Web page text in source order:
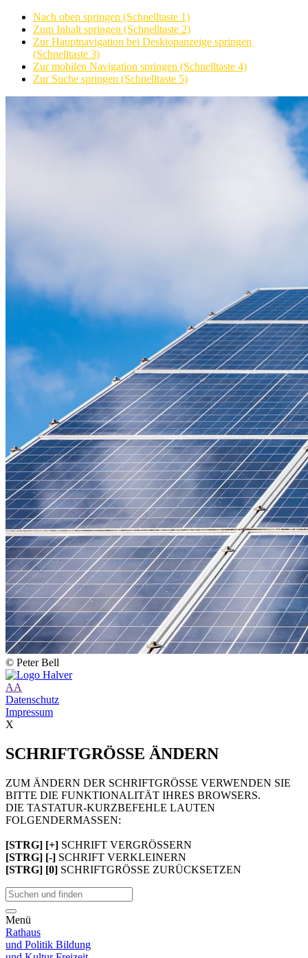
Nach oben springen (Schnelltaste 1)
Zum Inhalt springen (Schnelltaste 2)
Zur Hauptnavigation bei Desktopanzeige springen
(Schnelltaste 3)
Zur mobilen Navigation springen (Schnelltaste 4)
Zur Suche springen (Schnelltaste 5)
© Peter Bell
AA
Datenschutz
Impressum
X
SCHRIFTGRÖSSE ÄNDERN
ZUM ÄNDERN DER SCHRIFTGRÖSSE VERWENDEN SIE
BITTE DIE FUNKTIONALITÄT IHRES BROWSERS.
DIE TASTATUR-KURZBEFEHLE LAUTEN
FOLGENDERMASSEN:
[STRG] [+] SCHRIFT VERGRÖSSERN
[STRG] [-] SCHRIFT VERKLEINERN
[STRG] [0] SCHRIFTGRÖSSE ZURÜCKSETZEN
Menü
Rathaus
und Politik Bildung